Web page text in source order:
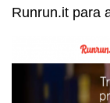
Runrun.it para